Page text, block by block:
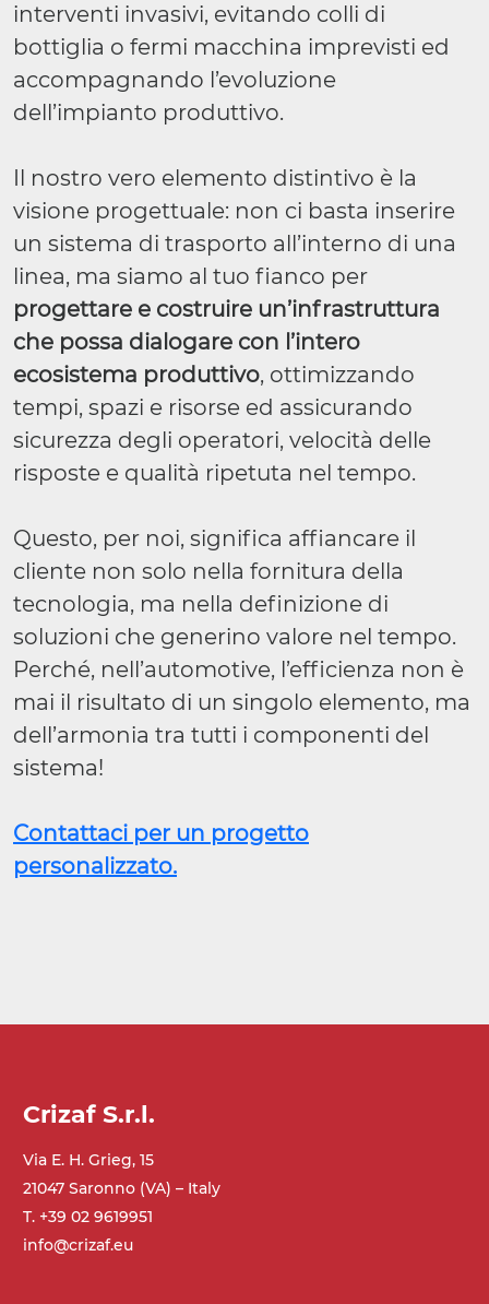
interventi invasivi, evitando colli di
bottiglia o fermi macchina imprevisti ed
accompagnando l’evoluzione
dell’impianto produttivo.
Il nostro vero elemento distintivo è la
visione progettuale: non ci basta inserire
un sistema di trasporto all’interno di una
linea, ma siamo al tuo fianco per
progettare e costruire un’infrastruttura
che possa dialogare con l’intero
ecosistema produttivo, ottimizzando
tempi, spazi e risorse ed assicurando
sicurezza degli operatori, velocità delle
risposte e qualità ripetuta nel tempo.
Questo, per noi, significa affiancare il
cliente non solo nella fornitura della
tecnologia, ma nella definizione di
soluzioni che generino valore nel tempo.
Perché, nell’automotive, l’efficienza non è
mai il risultato di un singolo elemento, ma
dell’armonia tra tutti i componenti del
sistema!
Contattaci per un progetto
personalizzato.
Crizaf S.r.l.
Via E. H. Grieg, 15
21047 Saronno (VA) – Italy
T. +39 02 9619951
info@crizaf.eu